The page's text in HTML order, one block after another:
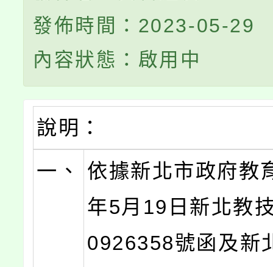
發佈時間：2023-05-29
內容狀態：啟用中
說明：
一、
依據新北市政府教
年5月19日新北教
0926358號函及新